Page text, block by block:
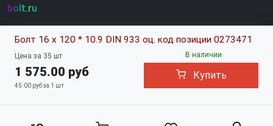
Болт 16 х 120 * 10.9 DIN 933 оц. код позиции 0273471
Цена за 35 шт
1 575.00 руб
45.00 руб за 1 шт
В наличии
Купить
bolt.ru